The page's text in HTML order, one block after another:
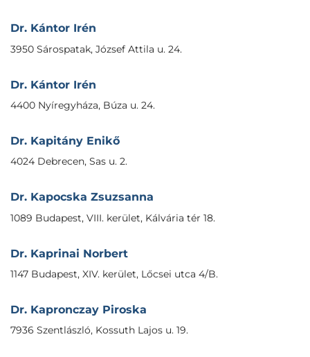
Dr. Kántor Irén
3950 Sárospatak, József Attila u. 24.
Dr. Kántor Irén
4400 Nyíregyháza, Búza u. 24.
Dr. Kapitány Enikő
4024 Debrecen, Sas u. 2.
Dr. Kapocska Zsuzsanna
1089 Budapest, VIII. kerület, Kálvária tér 18.
Dr. Kaprinai Norbert
1147 Budapest, XIV. kerület, Lőcsei utca 4/B.
Dr. Kapronczay Piroska
7936 Szentlászló, Kossuth Lajos u. 19.